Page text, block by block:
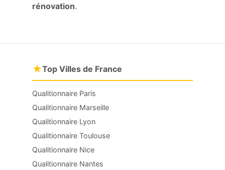
rénovation.
★Top Villes de France
Qualitionnaire Paris
Qualitionnaire Marseille
Qualitionnaire Lyon
Qualitionnaire Toulouse
Qualitionnaire Nice
Qualitionnaire Nantes